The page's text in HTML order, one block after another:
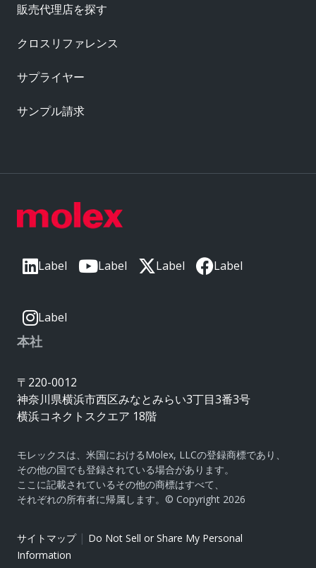
Label Label Label Label
Label
本社
〒220-0012
神奈川県横浜市西区みなとみらい3丁目3番3号
横浜コネクトスクエア 18階
モレックスは、米国におけるMolex, LLCの登録商標であり、
その他の国でも登録されている場合があります。
ここに記載されているその他の商標はすべて、
それぞれの所有者に帰属します。© Copyright 2026
サイトマップ| Do Not Sell or Share My Personal
Information
販売代理店を探す
クロスリファレンス
サプライヤー
サンプル請求